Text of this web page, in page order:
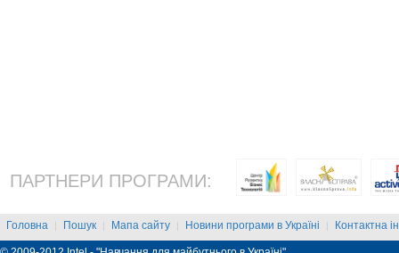
ПАРТНЕРИ ПРОГРАМИ:
Головна | Пошук | Мапа сайту | Новини програми в Україні | Контактна